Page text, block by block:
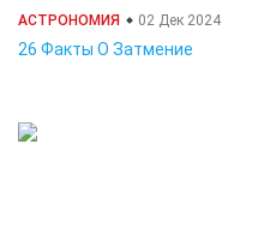
АСТРОНОМИЯ 02 Дек 2024
26 Факты О Затмение